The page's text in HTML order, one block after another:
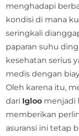
menghadapi
kondisi di mana
seringkali
paparan suhu
kesehatan serius
medis dengan
Oleh karena itu,
dari Igloo menjadi
memberikan
asuransi ini tetap